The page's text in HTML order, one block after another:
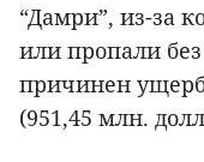
“Дамри”, из-за
или пропали
причинен ущерб
(951,45 млн.